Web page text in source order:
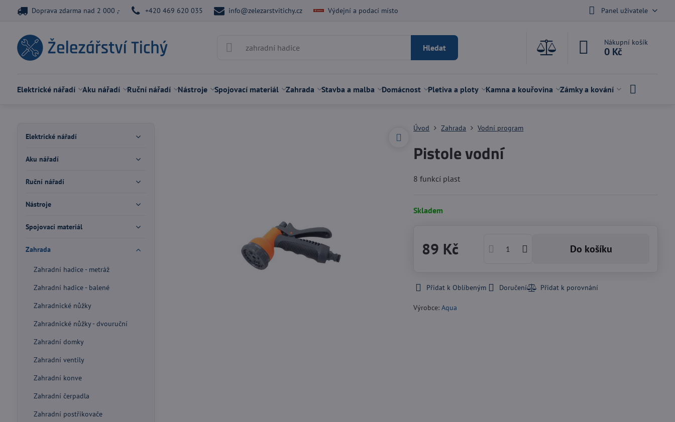
Doprava zdarma nad 2 000 ,- +420 469 620 035 info@zelezarstvitichy.cz Výdejní a podací místo Panel uživatele
Hledat
Nákupní košík
0 Kč
Elektrické nářadí Aku nářadí Ruční nářadí Nástroje Spojovací materiál Zahrada Stavba a malba Domácnost Pletiva a ploty Kamna a kouřovina Zámky a kování
Úvod Zahrada Vodní program
Pistole vodní
8 funkcí plast
Skladem
89 Kč Do košíku
Přidat k Oblíbeným Doručení
Výrobce:Aqua
Elektrické nářadí
Aku nářadí
Ruční nářadí
Nástroje
Spojovací materiál
Zahrada
Zahradní hadice - metráž
Zahradní hadice - balené
Zahradnické nůžky
Zahradnické nůžky - dvouruční
Zahradní domky
Zahradní ventily
Zahradní konve
Zahradní čerpadla
Zahradní postřikovače